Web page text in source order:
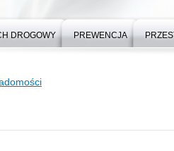
DROGOWY PREWENCJA